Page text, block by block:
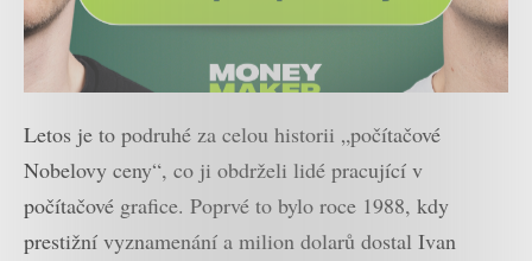
Letos je to podruhé za celou historii „počítačové
Nobelovy ceny“, co ji obdrželi lidé pracující v
počítačové grafice. Poprvé to bylo roce 1988, kdy
prestižní vyznamenání a milion dolarů dostal Ivan